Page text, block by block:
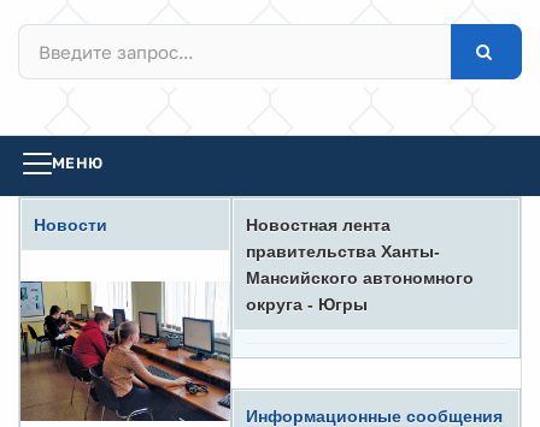
МЕНЮ
Новости
Новостная лента
правительства Ханты-
Мансийского автономного
округа - Югры
Информационные сообщения